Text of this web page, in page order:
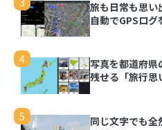
旅も日常も思い
自動でGPSログ
4
写真を都道府県
残せる「旅行思
5
同じ文字でも全